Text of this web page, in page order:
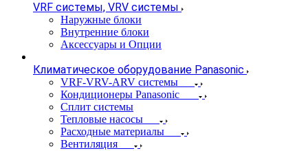
VRF системы, VRV системы
Наружные блоки
Внутренние блоки
Аксессуары и Опции
Климатическое оборудование Panasonic
VRF-VRV-ARV системы
Кондиционеры Panasonic
Сплит системы
Тепловые насосы
Расходные материалы
Вентиляция